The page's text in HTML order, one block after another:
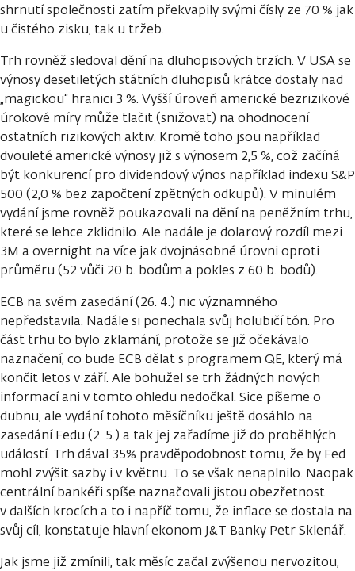
shrnutí společnosti zatím překvapily svými čísly ze 70 % jak
u čistého zisku, tak u tržeb.
Trh rovněž sledoval dění na dluhopisových trzích. V USA se
výnosy desetiletých státních dluhopisů krátce dostaly nad
„magickou“ hranici 3 %. Vyšší úroveň americké bezrizikové
úrokové míry může tlačit (snižovat) na ohodnocení
ostatních rizikových aktiv. Kromě toho jsou například
dvouleté americké výnosy již s výnosem 2,5 %, což začíná
být konkurencí pro dividendový výnos například indexu S&P
500 (2,0 % bez započtení zpětných odkupů). V minulém
vydání jsme rovněž poukazovali na dění na peněžním trhu,
které se lehce zklidnilo. Ale nadále je dolarový rozdíl mezi
3M a overnight na více jak dvojnásobné úrovni oproti
průměru (52 vůči 20 b. bodům a pokles z 60 b. bodů).
ECB na svém zasedání (26. 4.) nic významného
nepředstavila. Nadále si ponechala svůj holubičí tón. Pro
část trhu to bylo zklamání, protože se již očekávalo
naznačení, co bude ECB dělat s programem QE, který má
končit letos v září. Ale bohužel se trh žádných nových
informací ani v tomto ohledu nedočkal. Sice píšeme o
dubnu, ale vydání tohoto měsíčníku ještě dosáhlo na
zasedání Fedu (2. 5.) a tak jej zařadíme již do proběhlých
událostí. Trh dával 35% pravděpodobnost tomu, že by Fed
mohl zvýšit sazby i v květnu. To se však nenaplnilo. Naopak
centrální bankéři spíše naznačovali jistou obezřetnost
v dalších krocích a to i napříč tomu, že inflace se dostala na
svůj cíl, konstatuje hlavní ekonom J&T Banky Petr Sklenář.
Jak jsme již zmínili, tak měsíc začal zvýšenou nervozitou,